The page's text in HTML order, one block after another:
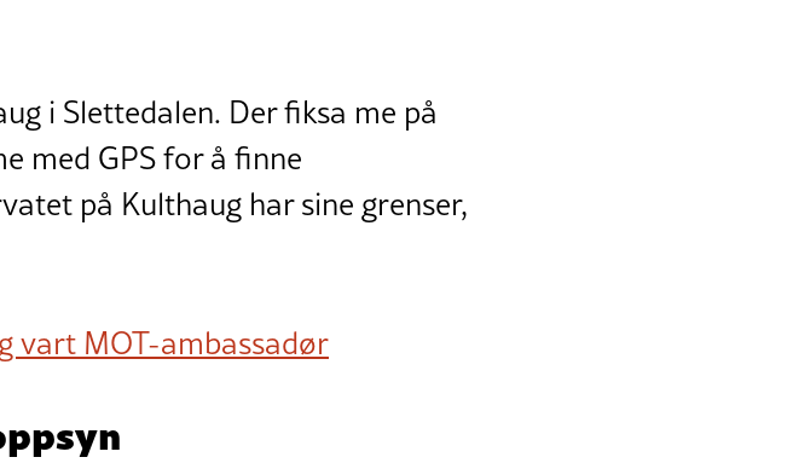
i Slettedalen. Der fiksa me på
med GPS for å finne
på Kulthaug har sine grenser,
vart MOT-ambassadør